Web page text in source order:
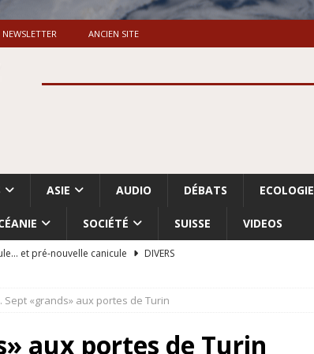
NEWSLETTER ANCIEN SITE
ASIE AUDIO DÉBATS ECOLOGIE
SOCIÉTÉ SUISSE VIDEOS
et pré-nouvelle canicule
DIVERS
du nettoyage ethnique en Cisjordanie et à Gaza
Sept «grands» aux portes de Turin
aux portes de Turin